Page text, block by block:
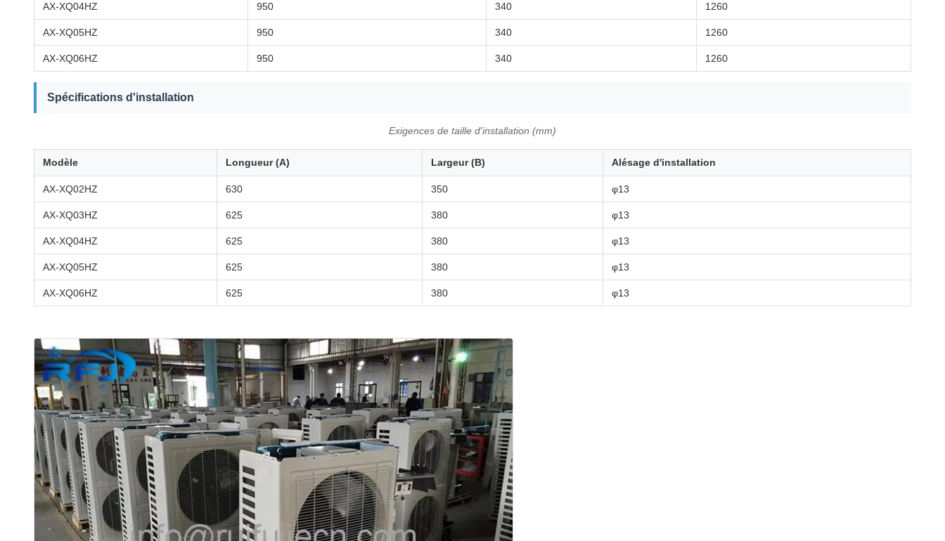
AX-XQ04HZ 950 340 1260
AX-XQ05HZ 950 340 1260
AX-XQ06HZ 950 340 1260
Spécifications d'installation
Exigences de taille d'installation (mm)
Modèle Longueur (A) Largeur (B) Alésage d'installation
AX-XQ02HZ 630 350 φ13
AX-XQ03HZ 625 380 φ13
AX-XQ04HZ 625 380 φ13
AX-XQ05HZ 625 380 φ13
AX-XQ06HZ 625 380 φ13